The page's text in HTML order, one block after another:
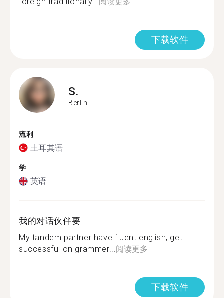
下载软件
S.
Berlin
流利
土耳其语
学
英语
我的对话伙伴要
My tandem partner have fluent english, get
successful on grammer...阅读更多
下载软件